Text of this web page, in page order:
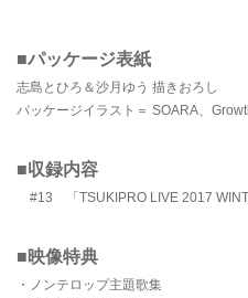
■パッケージ表紙
志島とひろ＆沙月ゆう 描きおろし
パッケージイラスト＝ SOARA、
■収録内容
#13 「TSUKIPRO LIVE 2017
■映像特典
・ノンテロップ主題歌集